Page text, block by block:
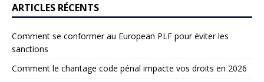
ARTICLES RÉCENTS
Comment se conformer au European PLF pour éviter les
sanctions
Comment le chantage code pénal impacte vos droits en 2026